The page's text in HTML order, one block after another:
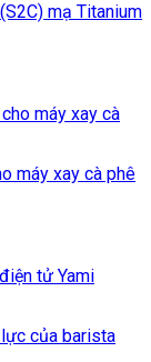
mạ Titanium
máy xay cà phê
của barista